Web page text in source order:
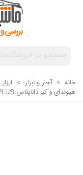
خانه > آچار و ابزار >
هیوندای و کیا داناپلاس DANAPLUS مدل D12302